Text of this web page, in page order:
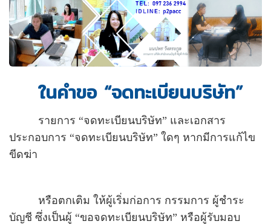
ในคำขอ “จดทะเบียนบริษัท”
รายการ “จดทะเบียนบริษัท” และเอกสาร
ประกอบการ “จดทะเบียนบริษัท” ใดๆ หากมีการแก้ไข
ขีดฆ่า
หรือตกเติม ให้ผู้เริ่มก่อการ กรรมการ ผู้ชำระ
บัญชี ซึ่งเป็นผู้ “ขอจดทะเบียนบริษัท” หรือผู้รับมอบ